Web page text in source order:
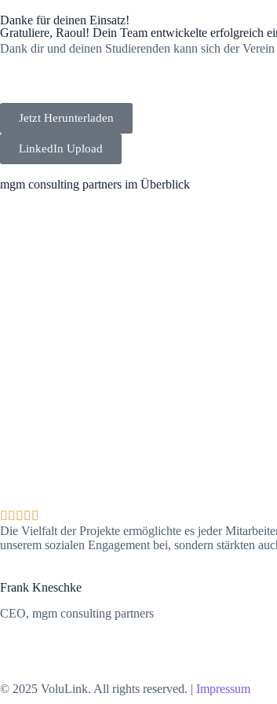
Danke für deinen Einsatz!
Gratuliere, Raoul! Dein Team entwickelte erfolgreich
Dank dir und deinen Studierenden kann sich der
Jetzt Herunterladen
LinkedIn Upload
mgm consulting partners im Überblick
    
Die Vielfalt der Projekte ermöglichte es jeder
unserem sozialen Engagement bei, sondern stärkten
Frank Kneschke
CEO, mgm consulting partners
© 2025 VoluLink. All rights reserved. | Impressum